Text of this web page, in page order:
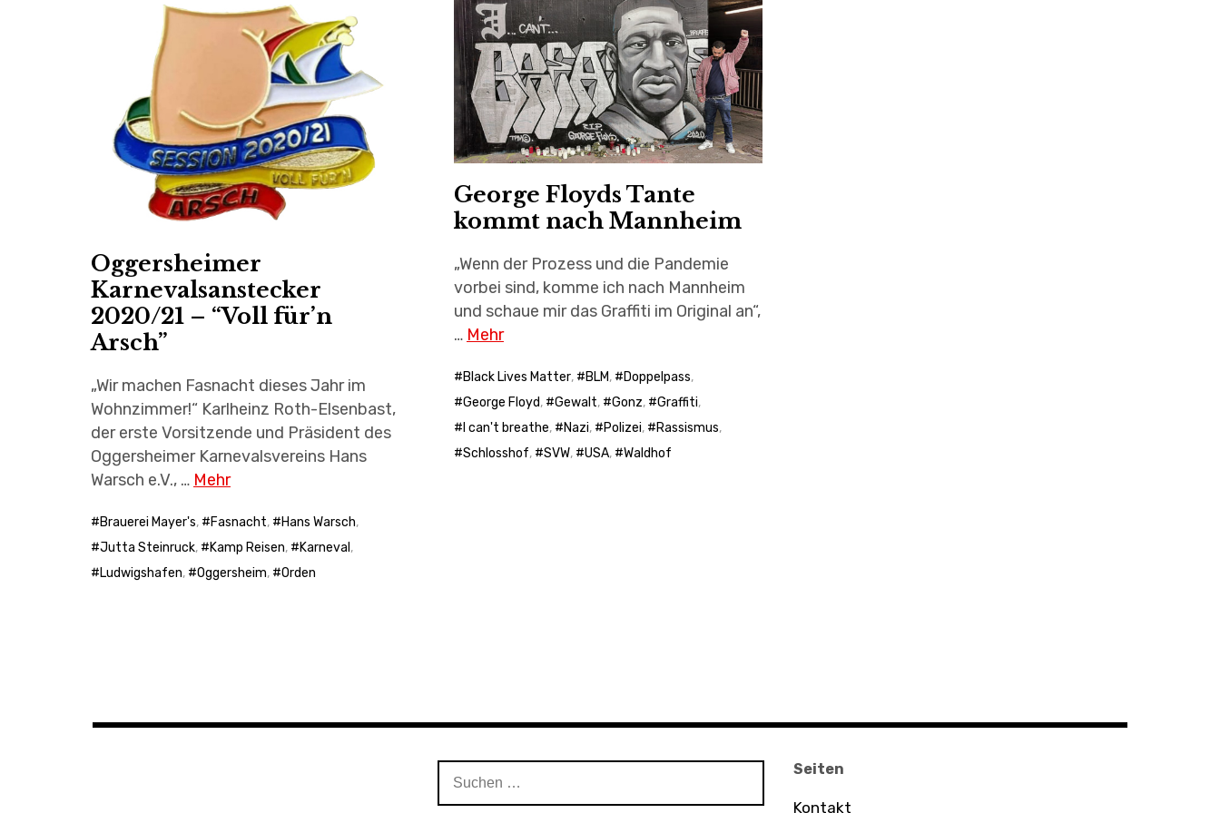
Oggersheimer
Karnevalsanstecker
2020/21 – “Voll für’n
Arsch”
„Wir machen Fasnacht dieses Jahr im
Wohnzimmer!“ Karlheinz Roth-Elsenbast,
der erste Vorsitzende und Präsident des
Oggersheimer Karnevalsvereins Hans
Warsch e.V., … Mehr
Brauerei Mayer's, Fasnacht, Hans Warsch,
Jutta Steinruck, Kamp Reisen, Karneval ,
Ludwigshafen, Oggersheim, Orden
George Floyds Tante
kommt nach Mannheim
„Wenn der Prozess und die Pandemie
vorbei sind, komme ich nach Mannheim
und schaue mir das Graffiti im Original an“,
… Mehr
Black Lives Matter, BLM, Doppelpass,
George Floyd, Gewalt, Gonz, Graffiti,
I can't breathe, Nazi, Polizei, Rassismus,
Schlosshof, SVW, USA, Waldhof
nach:
Seiten
Kontakt